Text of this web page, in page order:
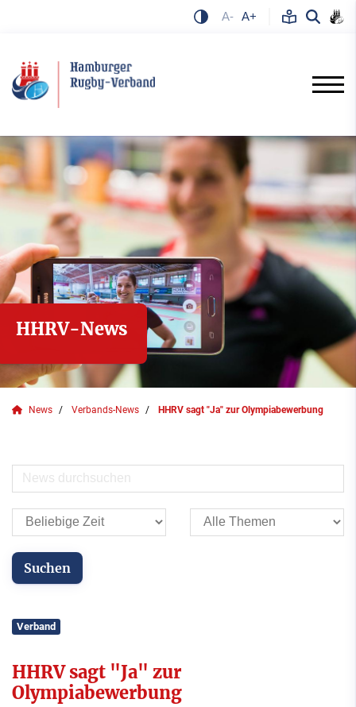
A- A+
HHRV-News
News Verbands-News HHRV sagt "Ja" zur Olympiabewerbung
Verband
HHRV sagt "Ja" zur
Olympiabewerbung